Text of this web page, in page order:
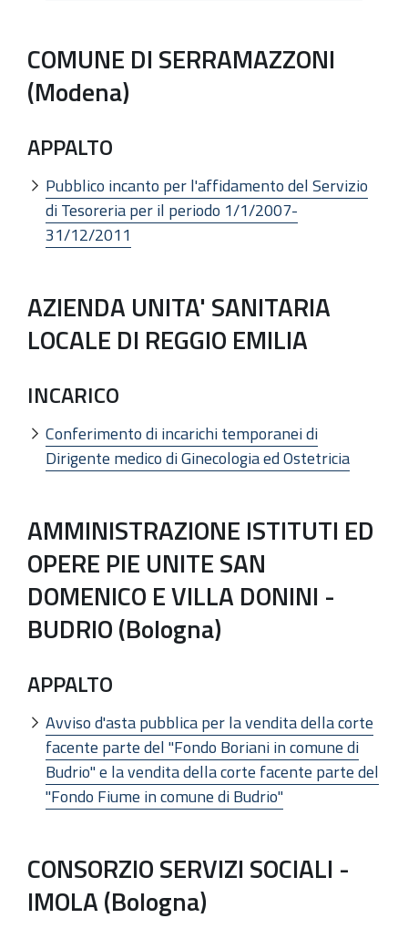
COMUNE DI SERRAMAZZONI
(Modena)
APPALTO
Pubblico incanto per l'affidamento del Servizio
di Tesoreria per il periodo 1/1/2007-
31/12/2011
AZIENDA UNITA' SANITARIA
LOCALE DI REGGIO EMILIA
INCARICO
Conferimento di incarichi temporanei di
Dirigente medico di Ginecologia ed Ostetricia
AMMINISTRAZIONE ISTITUTI ED
OPERE PIE UNITE SAN
DOMENICO E VILLA DONINI -
BUDRIO (Bologna)
APPALTO
Avviso d'asta pubblica per la vendita della corte
facente parte del "Fondo Boriani in comune di
Budrio" e la vendita della corte facente parte del
"Fondo Fiume in comune di Budrio"
CONSORZIO SERVIZI SOCIALI -
IMOLA (Bologna)